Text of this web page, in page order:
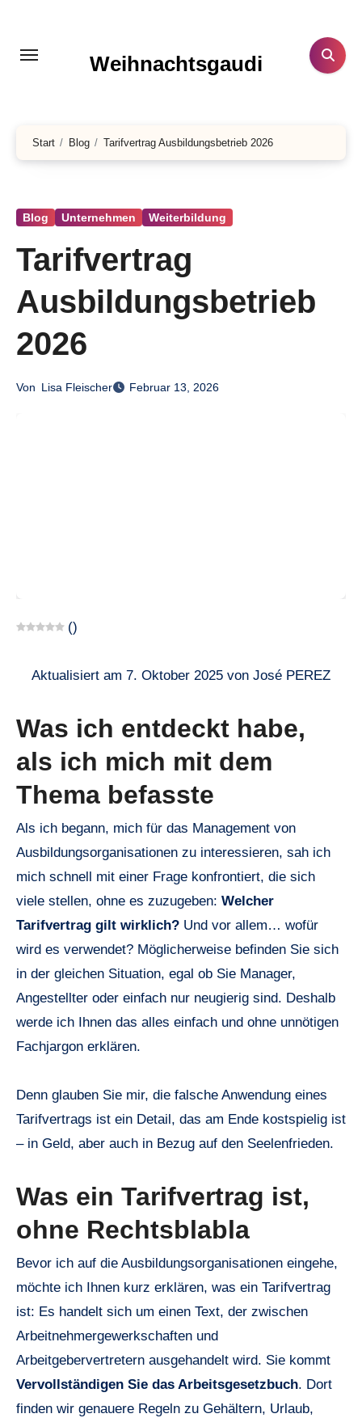
springen
Weihnachtsgaudi
Start Blog Tarifvertrag Ausbildungsbetrieb 2026
Blog Unternehmen Weiterbildung
Tarifvertrag
Ausbildungsbetrieb
2026
Von Lisa Fleischer Februar 13, 2026
()
Aktualisiert am 7. Oktober 2025 von José PEREZ
Was ich entdeckt habe,
als ich mich mit dem
Thema befasste
Als ich begann, mich für das Management von
Ausbildungsorganisationen zu interessieren, sah ich
mich schnell mit einer Frage konfrontiert, die sich
viele stellen, ohne es zuzugeben: Welcher
Tarifvertrag gilt wirklich? Und vor allem… wofür
wird es verwendet? Möglicherweise befinden Sie sich
in der gleichen Situation, egal ob Sie Manager,
Angestellter oder einfach nur neugierig sind. Deshalb
werde ich Ihnen das alles einfach und ohne unnötigen
Fachjargon erklären.
Denn glauben Sie mir, die falsche Anwendung eines
Tarifvertrags ist ein Detail, das am Ende kostspielig ist
– in Geld, aber auch in Bezug auf den Seelenfrieden.
Was ein Tarifvertrag ist,
ohne Rechtsblabla
Bevor ich auf die Ausbildungsorganisationen eingehe,
möchte ich Ihnen kurz erklären, was ein Tarifvertrag
ist: Es handelt sich um einen Text, der zwischen
Arbeitnehmergewerkschaften und
Arbeitgebervertretern ausgehandelt wird. Sie kommt
Vervollständigen Sie das Arbeitsgesetzbuch. Dort
finden wir genauere Regeln zu Gehältern, Urlaub,